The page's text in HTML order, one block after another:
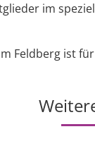
im
Feldberg ist